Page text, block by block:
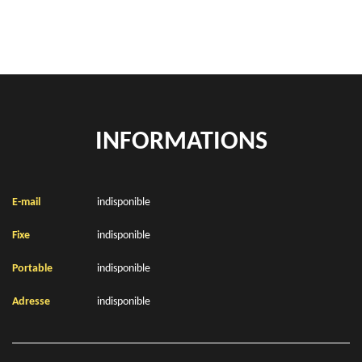
INFORMATIONS
E-mail indisponible
Fixe indisponible
Portable indisponible
Adresse indisponible